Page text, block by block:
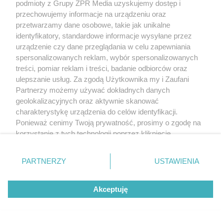
Badanie pokazuje, jak Polacy
naprawdę jedzą warzywa i owoce
podmioty z Grupy ZPR Media uzyskujemy dostęp i
przechowujemy informacje na urządzeniu oraz
przetwarzamy dane osobowe, takie jak unikalne
identyfikatory, standardowe informacje wysyłane przez
urządzenie czy dane przeglądania w celu zapewniania
spersonalizowanych reklam, wybór spersonalizowanych
treści, pomiar reklam i treści, badanie odbiorców oraz
ulepszanie usług. Za zgodą Użytkownika my i Zaufani
Partnerzy możemy używać dokładnych danych
geolokalizacyjnych oraz aktywnie skanować
charakterystykę urządzenia do celów identyfikacji.
Ponieważ cenimy Twoją prywatność, prosimy o zgodę na
korzystanie z tych technologii poprzez kliknięcie
zmienić/wycofać klikając przycisk ustawień prywatności
znajdujący się w lewym dolnym rogu strony
rodzaje przetwarzania danych nie wymagają zgody
użytkownika, ale masz prawo sprzeciwić się takiemu
przetwarzaniu. Preferencje będą miały zastosowanie tylko
PARTNERZY USTAWIENIA
Akceptuję